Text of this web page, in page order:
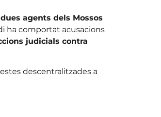
agents dels Mossos
ha comportat acusacions
judicials contra
descentralitzades a